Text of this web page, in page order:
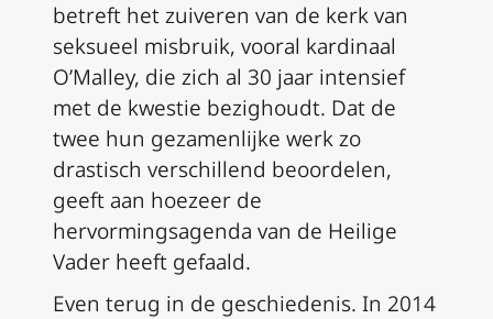
betreft het zuiveren van de kerk van
seksueel misbruik, vooral kardinaal
O’Malley, die zich al 30 jaar intensief
met de kwestie bezighoudt. Dat de
twee hun gezamenlijke werk zo
drastisch verschillend beoordelen,
geeft aan hoezeer de
hervormingsagenda van de Heilige
Vader heeft gefaald.
Even terug in de geschiedenis. In 2014